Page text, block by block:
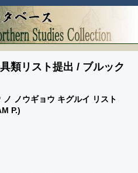
類リスト提出 / ブルック
ノウギョウ キグルイ リスト
P.)